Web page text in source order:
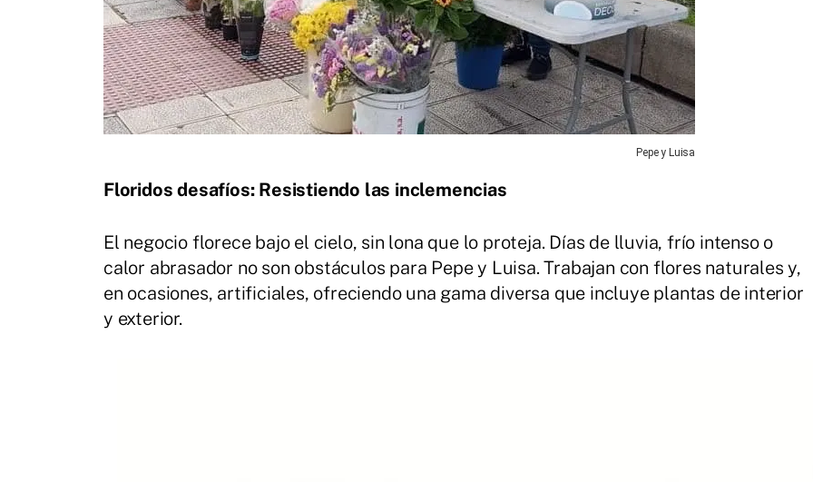
Pepe y Luisa
Floridos desafíos: Resistiendo las inclemencias
El negocio florece bajo el cielo, sin lona que lo proteja. Días de lluvia, frío intenso o
calor abrasador no son obstáculos para Pepe y Luisa. Trabajan con flores naturales y,
en ocasiones, artificiales, ofreciendo una gama diversa que incluye plantas de interior
y exterior.